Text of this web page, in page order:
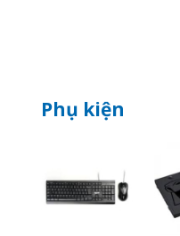
Phụ kiện